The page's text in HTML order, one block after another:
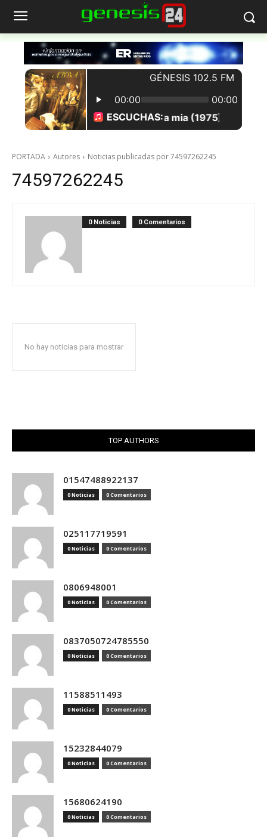
PORTADA Autores Noticias publicadas por 74597262245
74597262245
0 Noticias 0 Comentarios
No hay noticias para mostrar
TOP AUTHORS
01547488922137
0 Noticias 0 Comentarios
025117719591
0 Noticias 0 Comentarios
0806948001
0 Noticias 0 Comentarios
0837050724785550
0 Noticias 0 Comentarios
11588511493
0 Noticias 0 Comentarios
15232844079
0 Noticias 0 Comentarios
15680624190
0 Noticias 0 Comentarios